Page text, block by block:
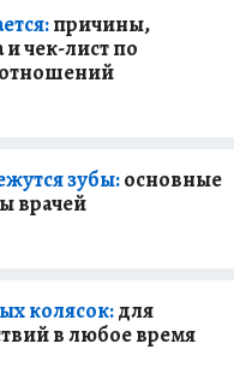
причины,
чек-лист по
зубы:основные
врачей
колясок:для
в любое время